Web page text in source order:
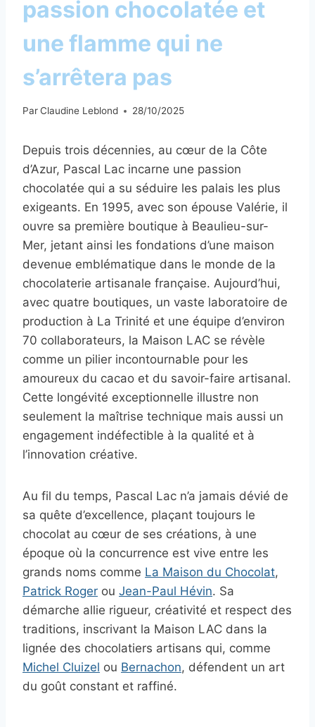
passion chocolatée et
une flamme qui ne
s’arrêtera pas
ParClaudine Leblond 28/10/2025
Depuis trois décennies, au cœur de la Côte
d’Azur, Pascal Lac incarne une passion
chocolatée qui a su séduire les palais les plus
exigeants. En 1995, avec son épouse Valérie, il
ouvre sa première boutique à Beaulieu-sur-
Mer, jetant ainsi les fondations d’une maison
devenue emblématique dans le monde de la
chocolaterie artisanale française. Aujourd’hui,
avec quatre boutiques, un vaste laboratoire de
production à La Trinité et une équipe d’environ
70 collaborateurs, la Maison LAC se révèle
comme un pilier incontournable pour les
amoureux du cacao et du savoir-faire artisanal.
Cette longévité exceptionnelle illustre non
seulement la maîtrise technique mais aussi un
engagement indéfectible à la qualité et à
l’innovation créative.
Au fil du temps, Pascal Lac n’a jamais dévié de
sa quête d’excellence, plaçant toujours le
chocolat au cœur de ses créations, à une
époque où la concurrence est vive entre les
grands noms comme La Maison du Chocolat,
Patrick Roger ou Jean-Paul Hévin. Sa
démarche allie rigueur, créativité et respect des
traditions, inscrivant la Maison LAC dans la
lignée des chocolatiers artisans qui, comme
Michel Cluizel ou Bernachon, défendent un art
du goût constant et raffiné.